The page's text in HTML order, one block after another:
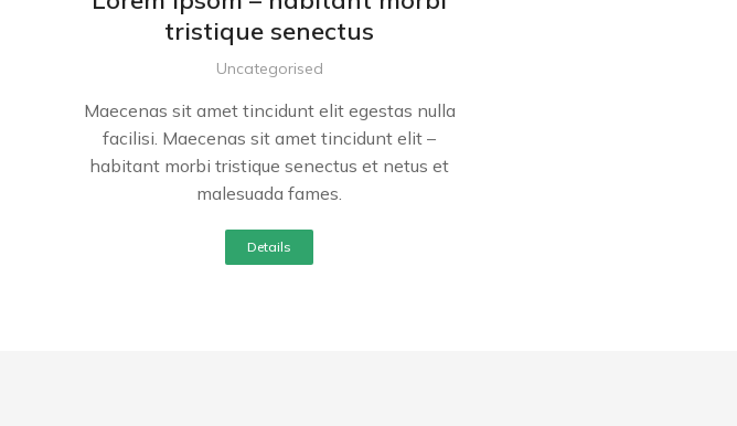
tristique senectus
Uncategorised
Maecenas sit amet tincidunt elit egestas nulla
facilisi. Maecenas sit amet tincidunt elit –
habitant morbi tristique senectus et netus et
malesuada fames.
Details